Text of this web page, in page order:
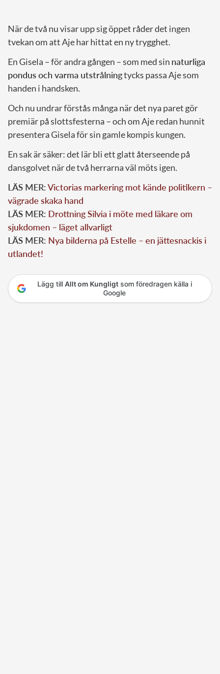
När de två nu visar upp sig öppet råder det ingen
tvekan om att Aje har hittat en ny trygghet.
En Gisela – för andra gången – som med sin naturliga
pondus och varma utstrålningtycks passa Aje som
handen i handsken.
Och nu undrar förstås många när det nya paret gör
premiär på slottsfesterna – och om Aje redan hunnit
presentera Gisela för sin gamle kompis kungen.
En sak är säker: det lär bli ett glatt återseende på
dansgolvet när de två herrarna väl möts igen.
LÄS MER:Victorias markering mot kände politikern –
vägrade skaka hand
LÄS MER: Drottning Silvia i möte med läkare om
sjukdomen – läget allvarligt
LÄS MER: Nya bilderna på Estelle – en jättesnackis i
utlandet!
Lägg till Allt om Kungligtsom föredragen källa i
Google